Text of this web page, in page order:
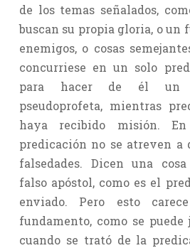
de los temas señalados,
buscan su propia gloria, o un
enemigos, o cosas
concurriese en un solo
para hacer de él un
pseudoprofeta, mientras
haya recibido misión.
predicación no se atreven a
falsedades. Dicen una
falso apóstol, como es el
enviado. Pero esto
fundamento, como se
cuando se trató de la